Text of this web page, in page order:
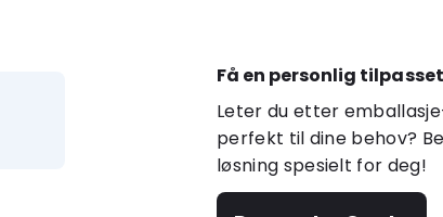
Få en personlig
Leter du etter
perfekt til dine behov?
løsning spesielt for deg!